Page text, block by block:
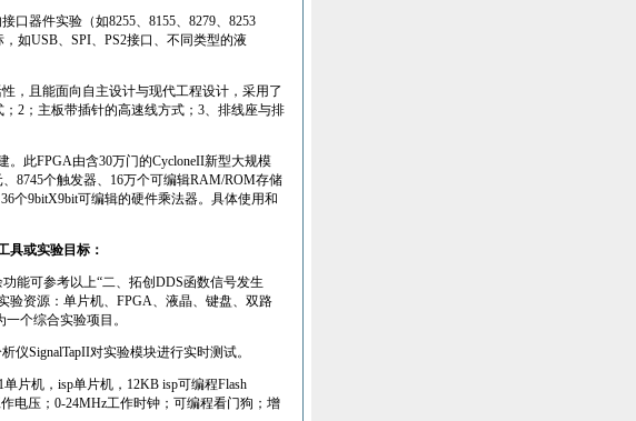
口器件实验（如8255、 8155、 8279、 8253
，如USB、 SPI、 PS2接口、不同类型的液
，且能面向自主设计与现代工程设计，采用了
2 ；主板带插针的高速线方式； 3、排线座与排
。此FPGA由含30万门的CycloneII新型大规模
8745个触发器、 16万个可编辑RAM/ROM存储
36个9bitX9bit可编辑的硬件乘法器。具体使用和
具或实验目标：
能可参考以上“二、拓创DDS函数信号发生
验资源：单片机、 FPGA、液晶、键盘、双路
个综合实验项目。
仪SignalTapII对实验模块进行实时测试。
单片机，isp单片机， 12KB isp可编程Flash
电压； 0-24MHz工作时钟；可编程看门狗；增